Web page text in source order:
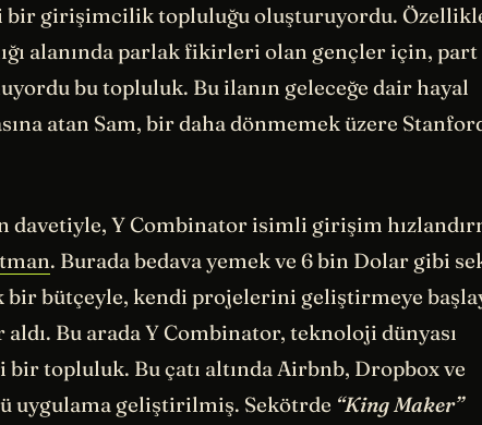
bir girişimcilik topluluğu oluşturuyordu.
alanında parlak fikirleri olan gençler için,
bu topluluk. Bu ilanın geleceğe dair hayal
atan Sam, bir daha dönmemek üzere
davetiyle, Y Combinator isimli girişim
. Burada bedava yemek ve 6 bin Dolar gibi
bir bütçeyle, kendi projelerini geliştirmeye
Bu arada Y Combinator, teknoloji dünyası
bir topluluk. Bu çatı altında Airbnb, Dropbox ve
uygulama geliştirilmiş. Sekötrde “King Maker”